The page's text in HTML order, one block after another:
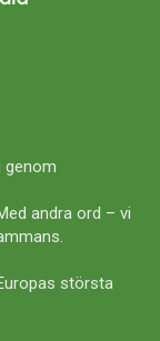
genom
Med andra ord – vi
största